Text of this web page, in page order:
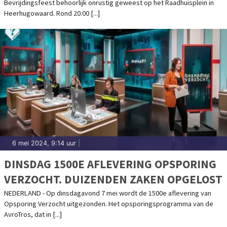
Bevrijdingsfeest behoorlijk onrustig geweest op het Raadhuisplein in
Heerhugowaard. Rond 20.00 [...]
6 mei 2024, 9:14 uur
DINSDAG 1500E AFLEVERING OPSPORING
VERZOCHT. DUIZENDEN ZAKEN OPGELOST
NEDERLAND - Op dinsdagavond 7 mei wordt de 1500e aflevering van
Opsporing Verzocht uitgezonden. Het opsporingsprogramma van de
AvroTros, dat in [...]